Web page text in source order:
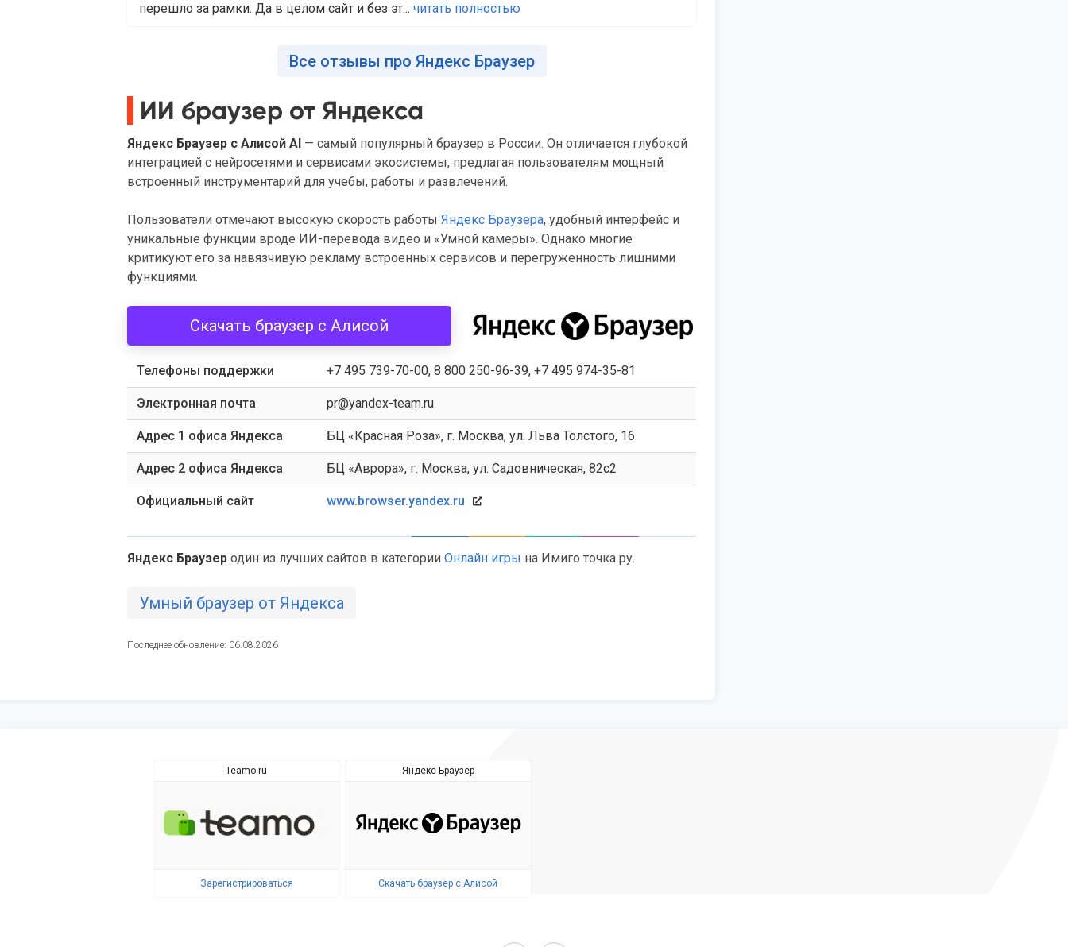
перешло за рамки. Да в целом сайт и без эт... читать полностью
Все отзывы про Яндекс Браузер
ИИ браузер от Яндекса
Яндекс Браузер с Алисой AI — самый популярный браузер в России. Он отличается глубокой
интеграцией с нейросетями и сервисами экосистемы, предлагая пользователям мощный
встроенный инструментарий для учебы, работы и развлечений.
Пользователи отмечают высокую скорость работы Яндекс Браузера, удобный интерфейс и
уникальные функции вроде ИИ-перевода видео и «Умной камеры». Однако многие
критикуют его за навязчивую рекламу встроенных сервисов и перегруженность лишними
функциями.
Скачать браузер с Алисой
Телефоны поддержки +7 495 739-70-00, 8 800 250-96-39, +7 495 974-35-81
Электронная почта pr@yandex-team.ru
Адрес 1 офиса Яндекса БЦ «Красная Роза», г. Москва, ул. Льва Толстого, 16
Адрес 2 офиса Яндекса БЦ «Аврора», г. Москва, ул. Садовническая, 82с2
Официальный сайт www.browser.yandex.ru
Яндекс Браузер один из лучших сайтов в категории Онлайн игры на Имиго точка ру.
Умный браузер от Яндекса
Последнее обновление: 06.08.2026
Teamo.ru
Зарегистрироваться
Яндекс Браузер
Скачать браузер с Алисой